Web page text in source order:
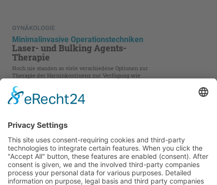
GYNÄKOLOGIE
Minimalinvasive Operationstechniken
Laser- und Bulking Agents-
Therapie
Noch nie standen so viele verschiedene Optionen zur
Therapie der Harninkontinenz zur Verfügung wie
minimalinvasive Operationstechniken vorgestellt und
es wird diskutiert, wann ...